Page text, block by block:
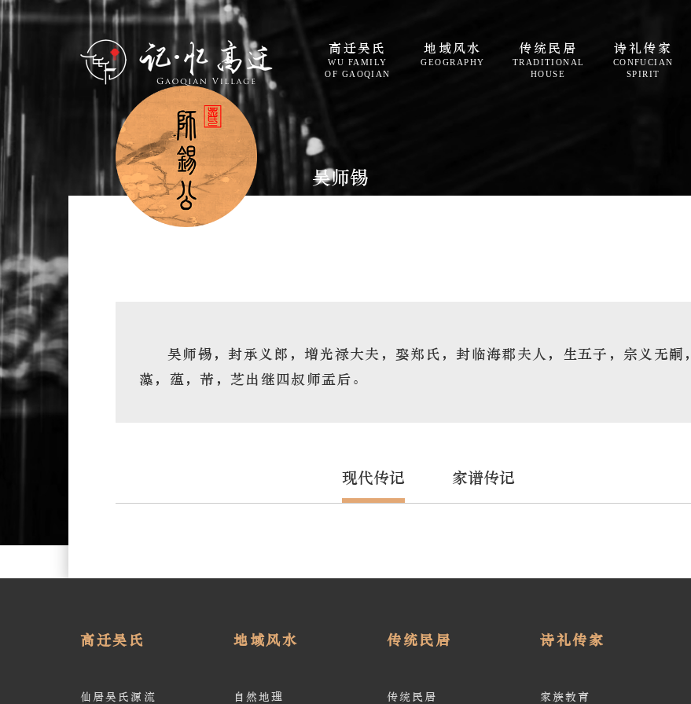
高迁吴氏
WU FAMILY
OF GAOQIAN
地域风水
GEOGRAPHY
传统民居
TRADITIONAL
HOUSE
诗礼传家
CONFUCIAN
SPIRIT
吴师锡
吴师锡，封承义郎，增光禄大夫，娶郑氏，封临海郡夫人，生五子，宗义无嗣，
藻，蕴，芾，芝出继四叔师孟后。
现代传记 家谱传记
高迁吴氏
仙居吴氏源流
地域风水
自然地理
传统民居
传统民居
诗礼传家
家族教育